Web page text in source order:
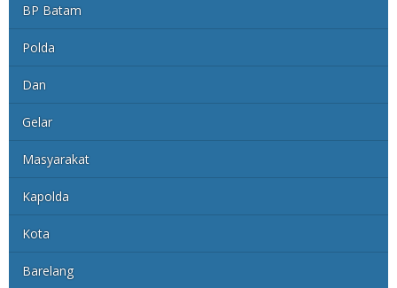
BP Batam
Polda
Dan
Gelar
Masyarakat
Kapolda
Kota
Barelang